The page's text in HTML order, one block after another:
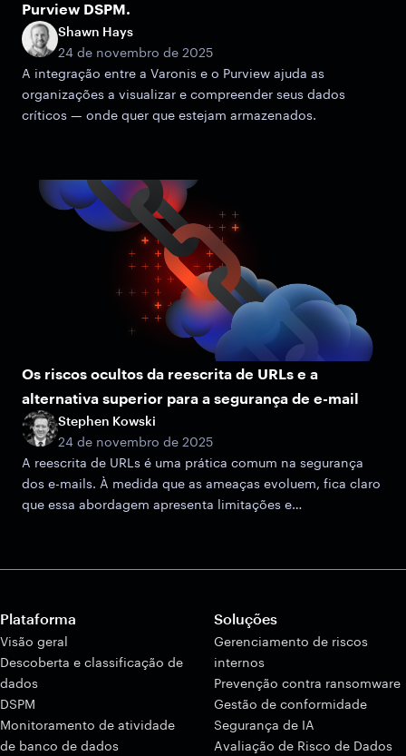
Purview DSPM.
Shawn Hays
24 de novembro de 2025
A integração entre a Varonis e o Purview ajuda as
organizações a visualizar e compreender seus dados
críticos — onde quer que estejam armazenados.
Os riscos ocultos da reescrita de URLs e a
alternativa superior para a segurança de e-mail
Stephen Kowski
24 de novembro de 2025
A reescrita de URLs é uma prática comum na segurança
dos e-mails. À medida que as ameaças evoluem, fica claro
que essa abordagem apresenta limitações e
Plataforma
Visão geral
Descoberta e classificação de
dados
DSPM
Monitoramento de atividade
de banco de dados
Soluções
Gerenciamento de riscos
internos
Prevenção contra ransomware
Gestão de conformidade
Segurança de IA
Avaliação de Risco de Dados